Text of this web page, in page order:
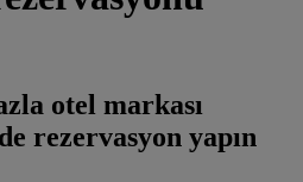
otel markası
rezervasyon yapın